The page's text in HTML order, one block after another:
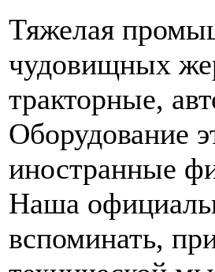
Тяжелая
чудовищных
тракторные,
Оборудование
иностранные
Наша
вспоминать,